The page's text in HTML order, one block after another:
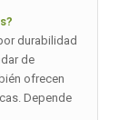
durabilidad
de
ofrecen
Depende